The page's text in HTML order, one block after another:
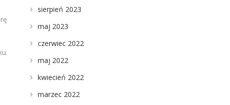
sierpień 2023
maj 2023
czerwiec 2022
maj 2022
kwiecień 2022
marzec 2022